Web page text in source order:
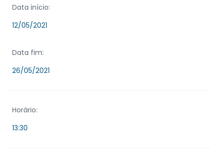
Data início:
12/05/2021
Data fim:
26/05/2021
Horário:
13:30